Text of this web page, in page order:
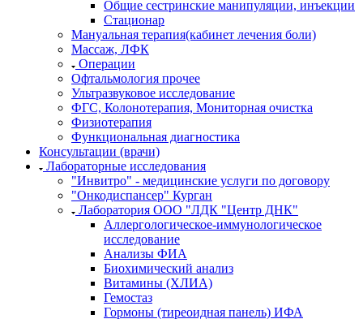
Общие сестринские манипуляции, инъекции
Стационар
Мануальная терапия(кабинет лечения боли)
Массаж, ЛФК
Операции
Офтальмология прочее
Ультразвуковое исследование
ФГС, Колонотерапия, Мониторная очистка
Физиотерапия
Функциональная диагностика
Консультации (врачи)
Лабораторные исследования
"Инвитро" - медицинские услуги по договору
"Онкодиспансер" Курган
Лаборатория ООО "ЛДК "Центр ДНК"
Аллергологическое-иммунологическое
исследование
Анализы ФИА
Биохимический анализ
Витамины (ХЛИА)
Гемостаз
Гормоны (тиреоидная панель) ИФА